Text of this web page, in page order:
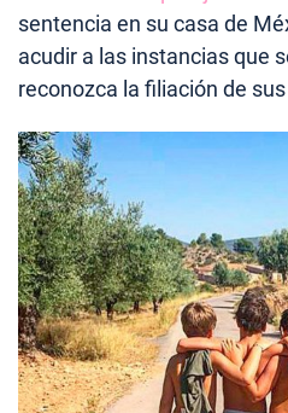
sentencia en su casa de
acudir a las instancias que
reconozca la filiación de